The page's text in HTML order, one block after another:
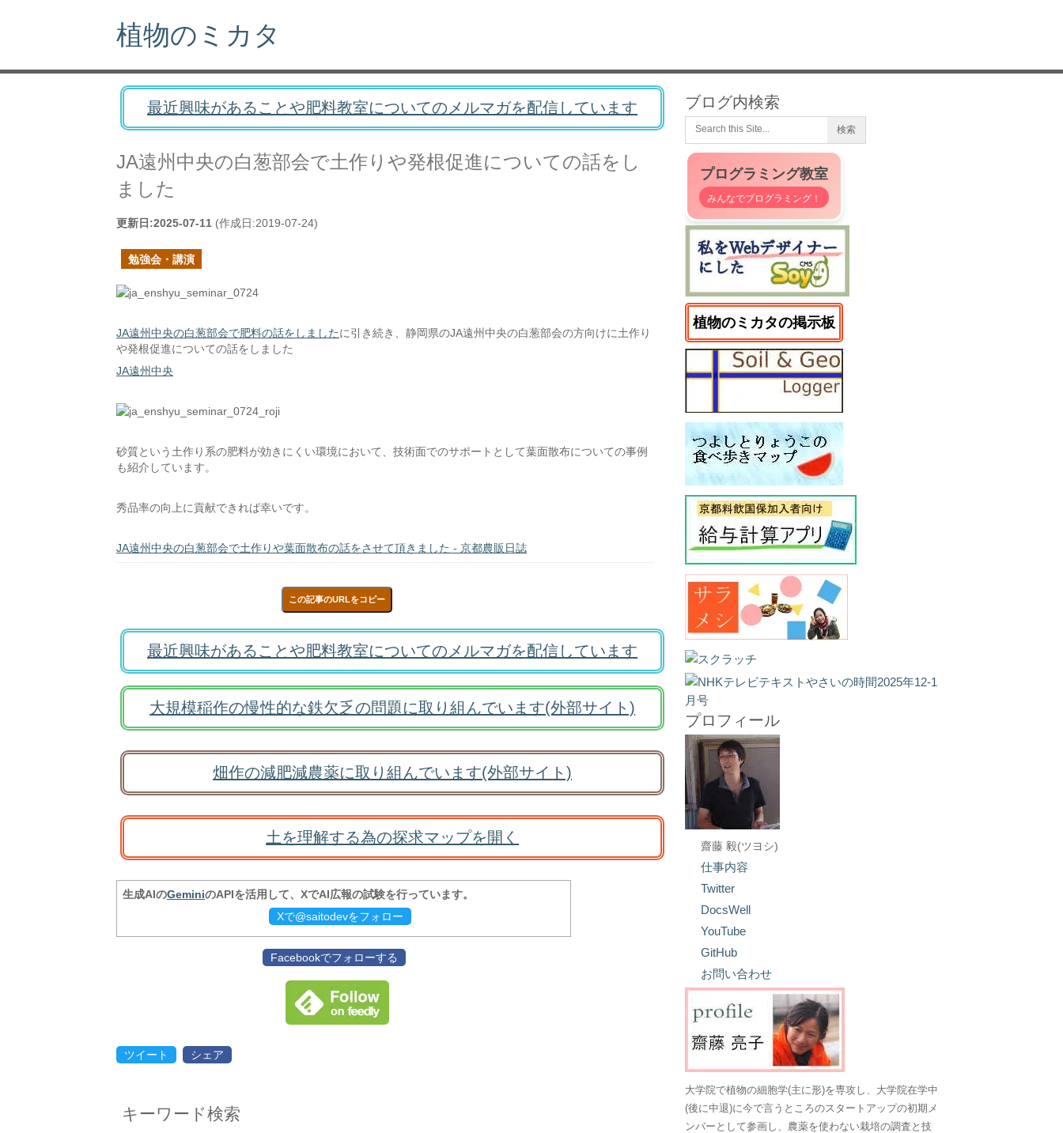
植物のミカタ
最近興味があることや肥料教室についてのメルマガを配信しています
JA遠州中央の白葱部会で土作りや発根促進についての話をし
ました
更新日:2025-07-11 (作成日:2019-07-24)
勉強会・講演
JA遠州中央の白葱部会で肥料の話をしましたに引き続き、静岡県のJA遠州中央の白葱部会の方向けに土作り
や発根促進についての話をしました
JA遠州中央
砂質という土作り系の肥料が効きにくい環境において、技術面でのサポートとして葉面散布についての事例
も紹介しています。
秀品率の向上に貢献できれば幸いです。
JA遠州中央の白葱部会で土作りや葉面散布の話をさせて頂きました - 京都農販日誌
この記事のURLをコピー
最近興味があることや肥料教室についてのメルマガを配信しています
大規模稲作の慢性的な鉄欠乏の問題に取り組んでいます(外部サイト)
畑作の減肥減農薬に取り組んでいます(外部サイト)
土を理解する為の探求マップを開く
生成AIのGeminiのAPIを活用して、XでAI広報の試験を行っています。
Xで@saitodevをフォロー
Facebookでフォローする
ツイート シェア
キーワード検索
ブログ内検索
プログラミング教室
みんなでプログラミング！
植物のミカタの掲示板
プロフィール
齋藤 毅(ツヨシ)
仕事内容
Twitter
DocsWell
YouTube
GitHub
お問い合わせ
大学院で植物の細胞学(主に形)を専攻し、大学院在学中
(後に中退)に今で言うところのスタートアップの初期メ
ンバーとして参画し、農薬を使わない栽培の調査と技